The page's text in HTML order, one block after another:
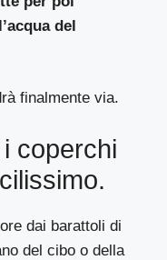
del
finalmente via.
coperchi
dai barattoli di
del cibo o della